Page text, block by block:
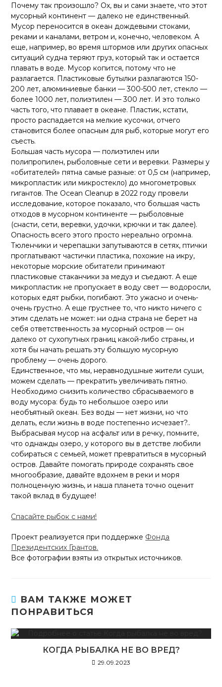
Почему так произошло? Ох, вы и сами знаете, что этот
мусорный континент — далеко не единственный.
Мусор переносится в океан дождевыми стоками,
реками и каналами, ветром и, конечно, человеком. А
еще, например, во время штормов или других опасных
ситуаций судна теряют груз, который так и остается
плавать в воде. Мусор копится, потому что не
разлагается. Пластиковые бутылки разлагаются 150-
200 лет, алюминиевые банки — 300-500 лет, стекло —
более 1000 лет, полиэтилен — 300 лет. И это только
часть того, что плавает в океане. Пластик, кстати,
просто распадается на мелкие кусочки, отчего
становится более опасным для рыб, которые могут его
съесть.
Большая часть мусора — полиэтилен или
полипропилен, рыболовные сети и веревки. Размеры у
«обитателей» пятна самые разные: от 0,5 см (например,
микропластик или микростекло) до многометровых
гигантов. The Ocean Cleanup в 2022 году провели
исследование, которое показало, что большая часть
отходов в мусорном континенте — рыболовные
(снасти, сети, веревки, удочки, крючки и так далее).
Опасность всего этого просто нереально огромна.
Тюленчики и черепашки запутываются в сетях, птички
проглатывают частички пластика, похожие на икру,
некоторые морские обитатели принимают
пластиковые стаканчики за медуз и съедают. А еще
микропластик не пропускает в воду свет — водоросли,
которых едят рыбки, погибают. Это ужасно и очень-
очень грустно. А еще грустнее то, что никто ничего с
этим сделать не может: ни одна страна не берет на
себя ответственность за мусорный остров — он
далеко от сухопутных границ какой-либо страны, и
хотя бы начать решать эту большую мусорную
проблему — очень дорого.
Единственное, что мы, неравнодушные жители суши,
можем сделать — прекратить увеличивать пятно.
Необходимо снизить количество сбрасываемого в
воду мусора: будь то небольшое озеро или
необъятный океан. Без воды — нет жизни, но что
делать, если жизнь в воде постепенно исчезает?..
Выбрасывая мусор на асфальт или в речку, помните,
что однажды озеро, у которого вы в детстве любили
собираться с семьей, может превратиться в мусорный
остров. Давайте помогать природе сохранять свое
многообразие, давайте вдохнем в реки и моря
полноценную жизнь, и наша планета точно оценит
такой вклад в будущее!
Спасайте рыбок с нами!
Проект реализуется при поддержке Фонда
Президентских Грантов.
Все фотографии взяты из открытых источников.
ВАМ ТАКЖЕ МОЖЕТ
ПОНРАВИТЬСЯ
КОГДА РЫБАЛКА НЕ ВО ВРЕД?
29.09.2023